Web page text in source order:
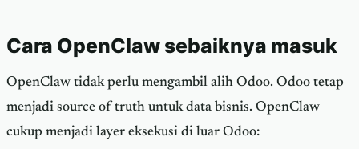
Cara OpenClaw sebaiknya masuk
OpenClaw tidak perlu mengambil alih Odoo. Odoo tetap
menjadi source of truth untuk data bisnis. OpenClaw
cukup menjadi layer eksekusi di luar Odoo: